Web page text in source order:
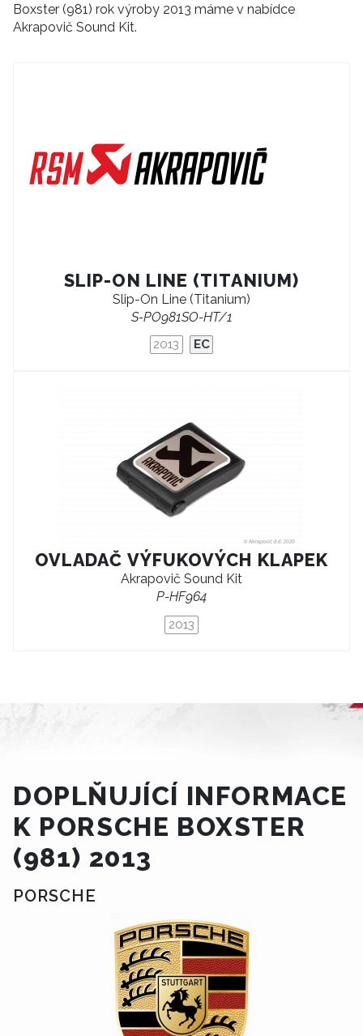
Boxster (981) rok výroby 2013 máme v nabídce
Akrapovič Sound Kit.
SLIP-ON LINE (TITANIUM)
Slip-On Line (Titanium)
S-PO981SO-HT/1
2013 EC
OVLADAČ VÝFUKOVÝCH KLAPEK
Akrapovič Sound Kit
P-HF964
2013
DOPLŇUJÍCÍ INFORMACE
K PORSCHE BOXSTER
(981) 2013
PORSCHE